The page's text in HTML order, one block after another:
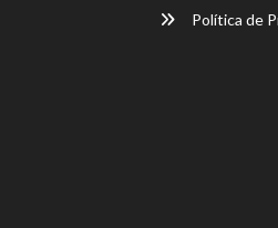
Política de